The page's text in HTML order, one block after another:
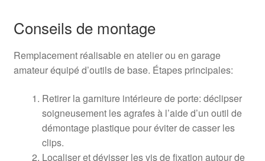
Conseils de montage
Remplacement réalisable en atelier ou en garage
amateur équipé d’outils de base. Étapes principales:
Retirer la garniture intérieure de porte: déclipser
soigneusement les agrafes à l’aide d’un outil de
démontage plastique pour éviter de casser les
clips.
Localiser et dévisser les vis de fixation autour de